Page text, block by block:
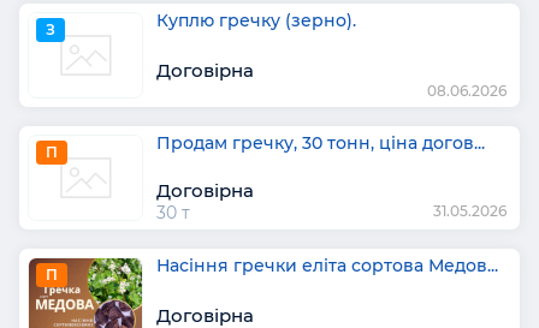
З Куплю гречку (зерно).
Договірна
08.06.2026
П Продам гречку, 30 тонн, ціна догов...
Договірна
30 т 31.05.2026
П Насіння гречки еліта сортова Медов...
Договірна